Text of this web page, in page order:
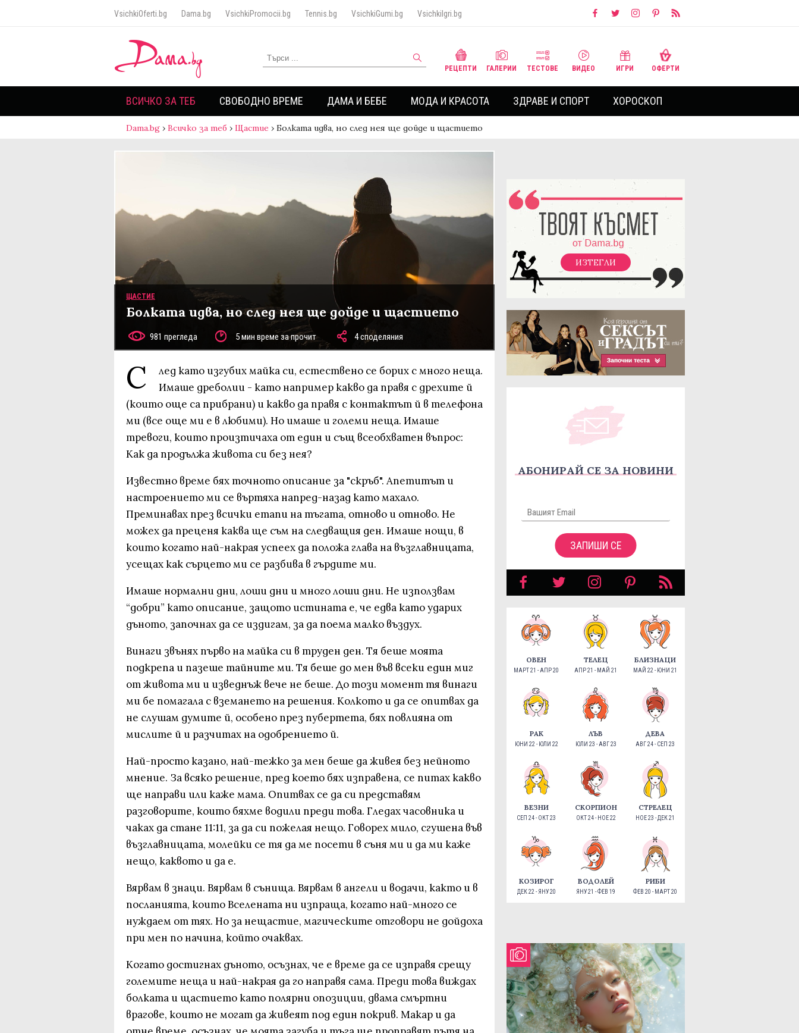
VsichkiOferti.bg Dama.bg VsichkiPromocii.bg Tennis.bg VsichkiGumi.bg VsichkiIgri.bg
РЕЦЕПТИ ГАЛЕРИИ ТЕСТОВЕ ВИДЕО ИГРИ ОФЕРТИ
ВСИЧКО ЗА ТЕБ СВОБОДНО ВРЕМЕ ДАМА И БЕБЕ МОДА И КРАСОТА ЗДРАВЕ И СПОРТ ХОРОСКОП
Dama.bg › Всичко за теб › Щастие › Болката идва, но след нея ще дойде и щастието
ЩАСТИЕ
Болката идва, но след нея ще дойде и щастието
981 прегледа 5 мин време за прочит 4 споделяния
С
лед като изгубих майка си, естествено се борих с много неща.
Имаше дреболии - като например какво да правя с дрехите й
(които още са прибрани) и какво да правя с контактът й в телефона
ми (все още ми е в любими). Но имаше и големи неща. Имаше
тревоги, които произтичаха от един и същ всеобхватен въпрос:
Как да продължа живота си без нея?
Известно време бях точното описание за "скръб". Апетитът и
настроението ми се въртяха напред-назад като махало.
Преминавах през всички етапи на тъгата, отново и отново. Не
можех да преценя каква ще съм на следващия ден. Имаше нощи, в
които когато най-накрая успеех да положа глава на възглавницата,
усещах как сърцето ми се разбива в гърдите ми.
Имаше нормални дни, лоши дни и много лоши дни. Не използвам
“добри” като описание, защото истината е, че едва като ударих
дъното, започнах да се издигам, за да поема малко въздух.
Винаги звънях първо на майка си в труден ден. Тя беше моята
подкрепа и пазеше тайните ми. Тя беше до мен във всеки един миг
от живота ми и изведнъж вече не беше. До този момент тя винаги
ми бе помагала с вземането на решения. Колкото и да се опитвах да
не слушам думите й, особено през пубертета, бях повлияна от
мислите й и разчитах на одобрението й.
Най-просто казано, най-тежко за мен беше да живея без нейното
мнение. За всяко решение, пред което бях изправена, се питах какво
ще направи или каже мама. Опитвах се да си представям
разговорите, които бяхме водили преди това. Гледах часовника и
чаках да стане 11:11, за да си пожелая нещо. Говорех мило, сгушена във
възглавницата, молейки се тя да ме посети в съня ми и да ми каже
нещо, каквото и да е.
Вярвам в знаци. Вярвам в сънища. Вярвам в ангели и водачи, както и в
посланията, които Вселената ни изпраща, когато най-много се
нуждаем от тях. Но за нещастие, магическите отговори не дойдоха
при мен по начина, който очаквах.
Когато достигнах дъното, осъзнах, че е време да се изправя срещу
големите неща и най-накрая да го направя сама. Преди това виждах
болката и щастието като полярни опозиции, двама смъртни
врагове, които не могат да живеят под един покрив. Макар и да
ИЗТЕГЛИ
АБОНИРАЙ СЕ ЗА НОВИНИ
ЗАПИШИ СЕ
ОВЕН
МАРТ 21 - АПР 20
ТЕЛЕЦ
АПР 21 - МАЙ 21
БЛИЗНАЦИ
МАЙ 22 - ЮНИ 21
РАК
ЮНИ 22 - ЮЛИ 22
ЛЪВ
ЮЛИ 23 - АВГ 23
ДЕВА
АВГ 24 - СЕП 23
ВЕЗНИ
СЕП 24 - ОКТ 23
СКОРПИОН
ОКТ 24 - НОЕ 22
СТРЕЛЕЦ
НОЕ 23 - ДЕК 21
КОЗИРОГ
ДЕК 22 - ЯНУ 20
ВОДОЛЕЙ
ЯНУ 21 - ФЕВ 19
РИБИ
ФЕВ 20 - МАРТ 20